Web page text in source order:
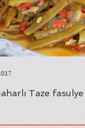
Taze fasulye